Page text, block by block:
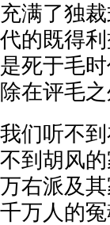
充满了独
代的既得
是死于毛
除在评毛之
我们听不
不到胡风
万右派及
千万人的